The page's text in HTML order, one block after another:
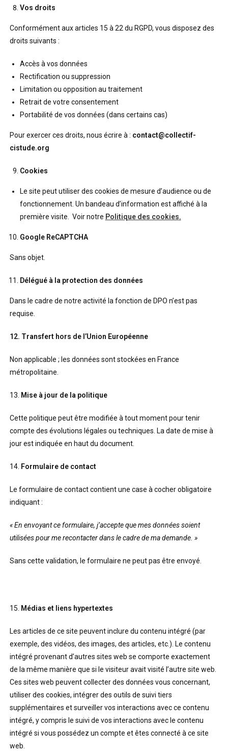
Vos droits
Conformément aux articles 15 à 22 du RGPD, vous disposez des
droits suivants :
Accès à vos données
Rectification ou suppression
Limitation ou opposition au traitement
Retrait de votre consentement
Portabilité de vos données (dans certains cas)
Pour exercer ces droits, nous écrire à : contact@collectif-
cistude.org
Cookies
Le site peut utiliser des cookies de mesure d’audience ou de
fonctionnement. Un bandeau d’information est affiché à la
première visite. Voir notre Politique des cookies.
Google ReCAPTCHA
Sans objet.
Délégué à la protection des données
Dans le cadre de notre activité la fonction de DPO n’est pas
requise.
12. Transfert hors de l’Union Européenne
Non applicable ; les données sont stockées en France
métropolitaine.
13. Mise à jour de la politique
Cette politique peut être modifiée à tout moment pour tenir
compte des évolutions légales ou techniques. La date de mise à
jour est indiquée en haut du document.
14. Formulaire de contact
Le formulaire de contact contient une case à cocher obligatoire
indiquant :
« En envoyant ce formulaire, j’accepte que mes données soient
utilisées pour me recontacter dans le cadre de ma demande. »
Sans cette validation, le formulaire ne peut pas être envoyé.
15. Médias et liens hypertextes
Les articles de ce site peuvent inclure du contenu intégré (par
exemple, des vidéos, des images, des articles, etc.). Le contenu
intégré provenant d’autres sites web se comporte exactement
de la même manière que si le visiteur avait visité l’autre site web.
Ces sites web peuvent collecter des données vous concernant,
utiliser des cookies, intégrer des outils de suivi tiers
supplémentaires et surveiller vos interactions avec ce contenu
intégré, y compris le suivi de vos interactions avec le contenu
intégré si vous possédez un compte et êtes connecté à ce site
web.